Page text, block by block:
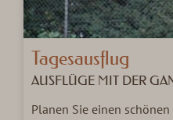
Tagesausflug
AUSFLÜGE MIT DER
Planen Sie einen